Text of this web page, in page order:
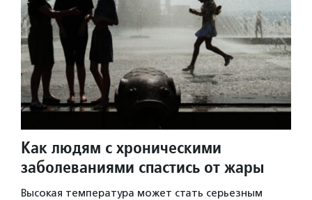
Как людям с хроническими
заболеваниями спастись от жары
Высокая температура может стать серьезным